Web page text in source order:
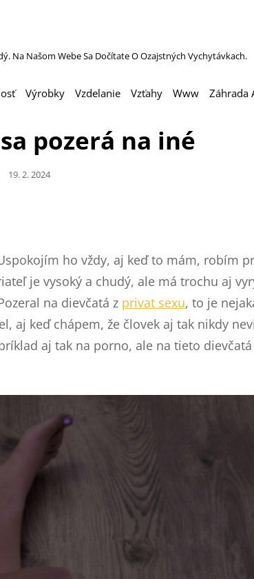
Na Našom Webe Sa Dočítate O Ozajstných Vychytávkach.
Výrobky Vzdelanie Vzťahy Www Záhrada
pozerá na iné
Posted
19. 2. 2024
ho vždy, aj keď to mám, robím
je vysoký a chudý, ale má trochu aj
na dievčatá z privat sexu, to je
aj keď chápem, že človek aj tak nikdy
aj tak na porno, ale na tieto